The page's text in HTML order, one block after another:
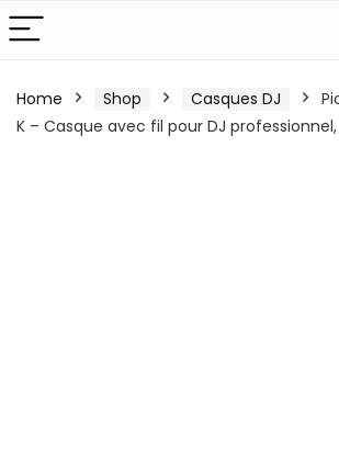
Home Shop Casques DJ
K – Casque avec fil pour DJ professionnel,